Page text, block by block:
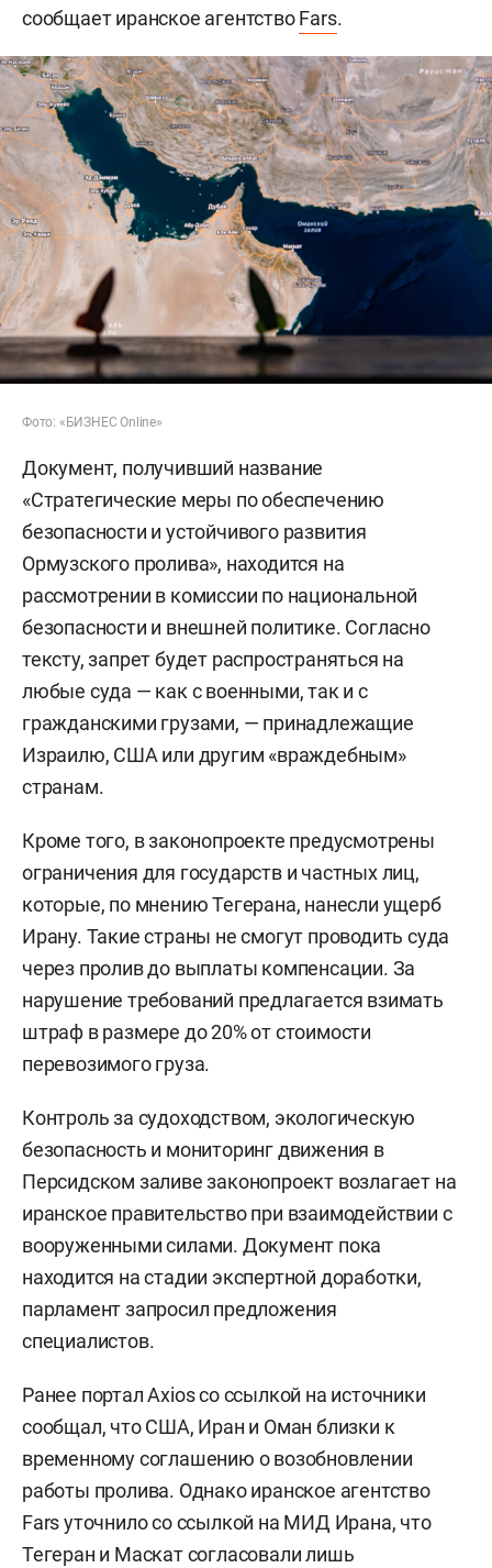
сообщает иранское агентствоFars.
Фото: «БИЗНЕС Online»
Документ, получивший название
«Стратегические меры по обеспечению
безопасности и устойчивого развития
Ормузского пролива», находится на
рассмотрении в комиссии по национальной
безопасности и внешней политике. Согласно
тексту, запрет будет распространяться на
любые суда — как с военными, так и с
гражданскими грузами, — принадлежащие
Израилю, США или другим «враждебным»
странам.
Кроме того, в законопроекте предусмотрены
ограничения для государств и частных лиц,
которые, по мнению Тегерана, нанесли ущерб
Ирану. Такие страны не смогут проводить суда
через пролив до выплаты компенсации. За
нарушение требований предлагается взимать
штраф в размере до 20% от стоимости
перевозимого груза.
Контроль за судоходством, экологическую
безопасность и мониторинг движения в
Персидском заливе законопроект возлагает на
иранское правительство при взаимодействии с
вооруженными силами. Документ пока
находится на стадии экспертной доработки,
парламент запросил предложения
специалистов.
Ранее портал Axios со ссылкой на источники
сообщал, что США, Иран и Оман близки к
временному соглашению о возобновлении
работы пролива. Однако иранское агентство
Fars уточнило со ссылкой на МИД Ирана, что
Тегеран и Маскат согласовали лишь